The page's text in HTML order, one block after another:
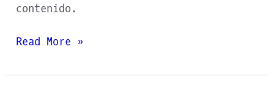
contenido.
Read More »